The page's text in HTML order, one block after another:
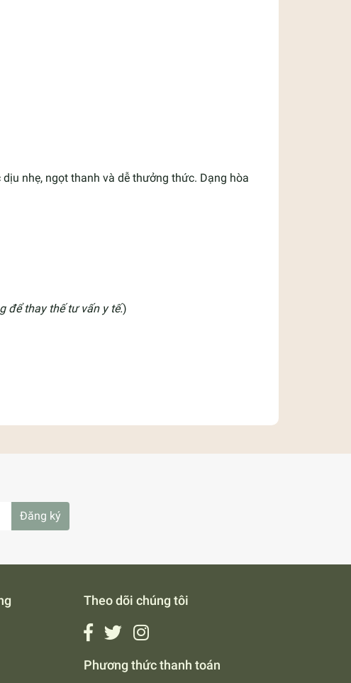
nhẹ, ngọt thanh và dễ thưởng thức. Dạng hòa
để thay thế tư vấn y tế.)
Đăng ký
Theo dõi chúng tôi
Phương thức thanh toán